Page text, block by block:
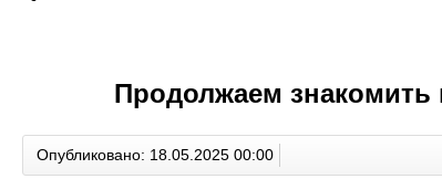
Продолжаем знакомить
Опубликовано: 18.05.2025 00:00